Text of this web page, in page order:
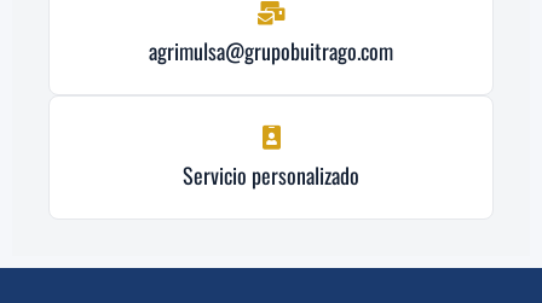
agrimulsa@grupobuitrago.com
Servicio personalizado